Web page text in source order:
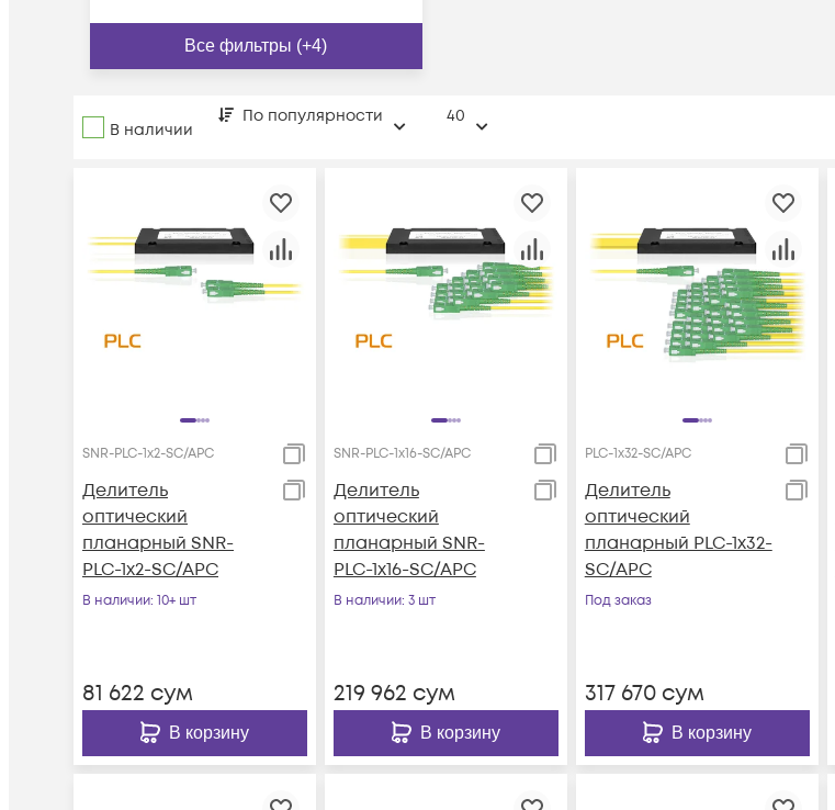
Все фильтры (+4)
В наличии
По популярности 40
SNR-PLC-1x2-SC/APC
Делитель
оптический
планарный SNR-
PLC-1x2-SC/APC
В наличии: 10+ шт
81 622 сум
В корзину
SNR-PLC-1x16-SC/APC
Делитель
оптический
планарный SNR-
PLC-1x16-SC/APC
В наличии: 3 шт
219 962 сум
В корзину
PLC-1x32-SC/APC
Делитель
оптический
планарный PLC-1x32-
SC/APC
Под заказ
317 670сум
В корзину